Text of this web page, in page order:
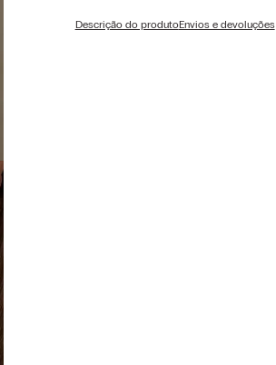
Descrição do produtoEnvios e devoluções